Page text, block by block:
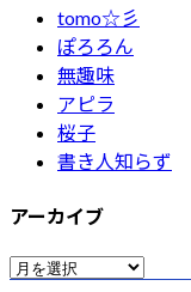
tomo☆彡
ぽろろん
無趣味
アピラ
桜子
書き人知らず
アーカイブ
ア